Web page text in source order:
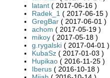
latant ( 2017-06-16 )
Radek_1 ( 2017-06-15 )
GregBar ( 2017-06-01 )
achom ( 2017-05-19 )
mikoy ( 2017-05-18 )
g.rygalski ( 2017-04-01 )
KubaSz ( 2017-01-03 )
Hupikao ( 2016-11-25 )
Iberus ( 2016-10-18 )